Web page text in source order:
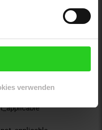
verwenden
not_applicable
100% not_applicable
100% not_applicable
100% not_applicable
100% not_applicable